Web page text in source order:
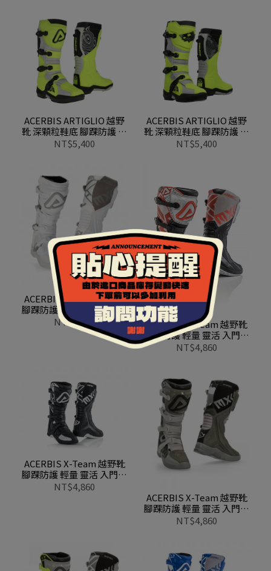
ACERBIS ARTIGLIO 越野
靴 深顆粒鞋底 腳踝防護 扣
帶 0030006 061黃
NT$5,400
ACERBIS ARTIGLIO 越野
靴 深顆粒鞋底 腳踝防護 扣
帶 0030006 455黃白
NT$5,400
ACERBIS X-Team 越野靴
腳踝防護 輕量 靈活 入門款
0022999 030白
NT$4,860
ACERBIS X-Team 越野靴
腳踝防護 輕量 靈活 入門款
0022999 319黑灰
NT$4,860
ACERBIS X-Team 越野靴
腳踝防護 輕量 靈活 入門款
0022999 315黑白
NT$4,860
ACERBIS X-Team 越野靴
腳踝防護 輕量 靈活 入門款
0022999 305棕灰
NT$4,860